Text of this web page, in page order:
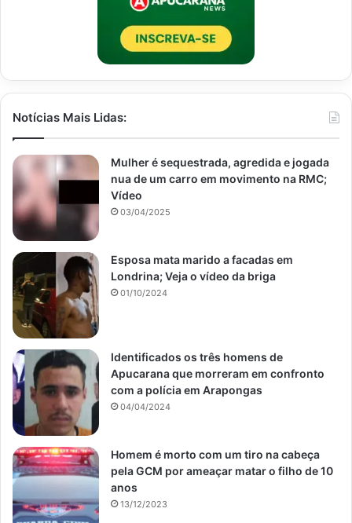
Notícias Mais Lidas:
Mulher é sequestrada, agredida e jogada
nua de um carro em movimento na RMC;
Vídeo
03/04/2025
Esposa mata marido a facadas em
Londrina; Veja o vídeo da briga
01/10/2024
Identificados os três homens de
Apucarana que morreram em confronto
com a polícia em Arapongas
04/04/2024
Homem é morto com um tiro na cabeça
pela GCM por ameaçar matar o filho de 10
anos
13/12/2023